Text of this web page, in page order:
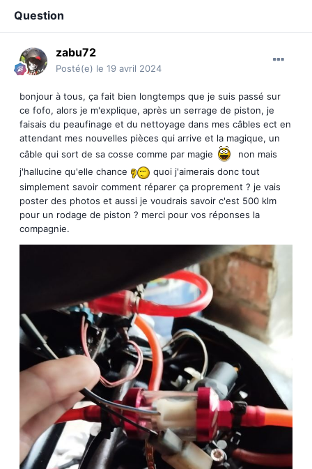
Question
zabu72
Posté(e) le 19 avril 2024
bonjour à tous, ça fait bien longtemps que je suis passé sur
ce fofo, alors je m'explique, après un serrage de piston, je
faisais du peaufinage et du nettoyage dans mes câbles ect en
attendant mes nouvelles pièces qui arrive et la magique, un
câble qui sort de sa cosse comme par magie
non mais
j'hallucine qu'elle chance
quoi j'aimerais donc tout
simplement savoir comment réparer ça proprement ? je vais
poster des photos et aussi je voudrais savoir c'est 500 klm
pour un rodage de piston ? merci pour vos réponses la
compagnie.